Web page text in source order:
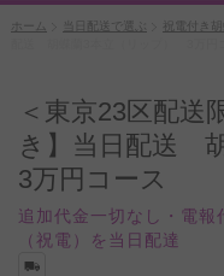
ホーム 当日配送で選ぶ 祝電付き胡
＜東京23区配送
き】当日配送
3万円コース
追加代金一切なし・電報
（祝電）を当日配達